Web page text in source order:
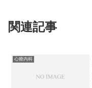
関連記事
心療内科